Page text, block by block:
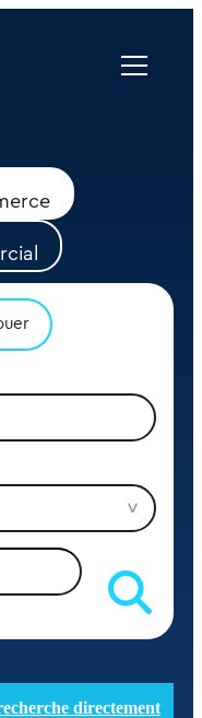
directement